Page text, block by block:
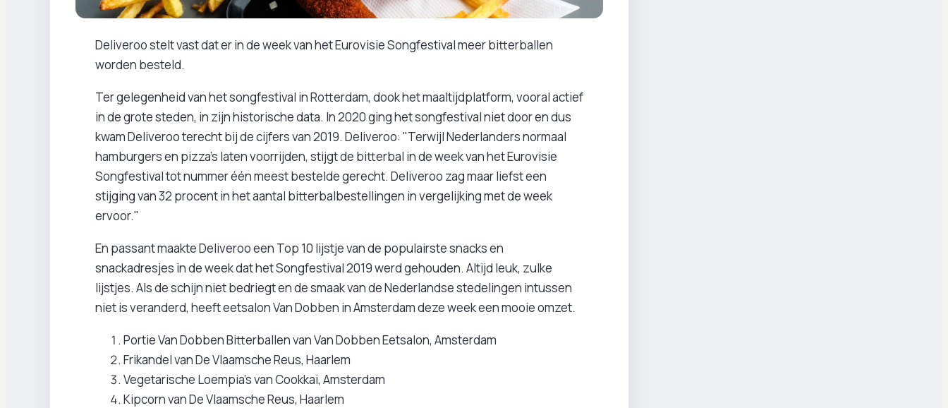
Deliveroo stelt vast dat er in de week van het Eurovisie Songfestival meer bitterballen
worden besteld.
Ter gelegenheid van het songfestival in Rotterdam, dook het maaltijdplatform, vooral actief
in de grote steden, in zijn historische data. In 2020 ging het songfestival niet door en dus
kwam Deliveroo terecht bij de cijfers van 2019. Deliveroo: "Terwijl Nederlanders normaal
hamburgers en pizza’s laten voorrijden, stijgt de bitterbal in de week van het Eurovisie
Songfestival tot nummer één meest bestelde gerecht. Deliveroo zag maar liefst een
stijging van 32 procent in het aantal bitterbalbestellingen in vergelijking met de week
ervoor."
En passant maakte Deliveroo een Top 10 lijstje van de populairste snacks en
snackadresjes in de week dat het Songfestival 2019 werd gehouden. Altijd leuk, zulke
lijstjes. Als de schijn niet bedriegt en de smaak van de Nederlandse stedelingen intussen
niet is veranderd, heeft eetsalon Van Dobben in Amsterdam deze week een mooie omzet.
Portie Van Dobben Bitterballen van Van Dobben Eetsalon, Amsterdam
Frikandel van De Vlaamsche Reus, Haarlem
Vegetarische Loempia’s van Cookkai, Amsterdam
Kipcorn van De Vlaamsche Reus, Haarlem